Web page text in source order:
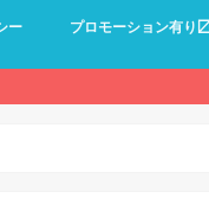
ー プロモーション有り〼